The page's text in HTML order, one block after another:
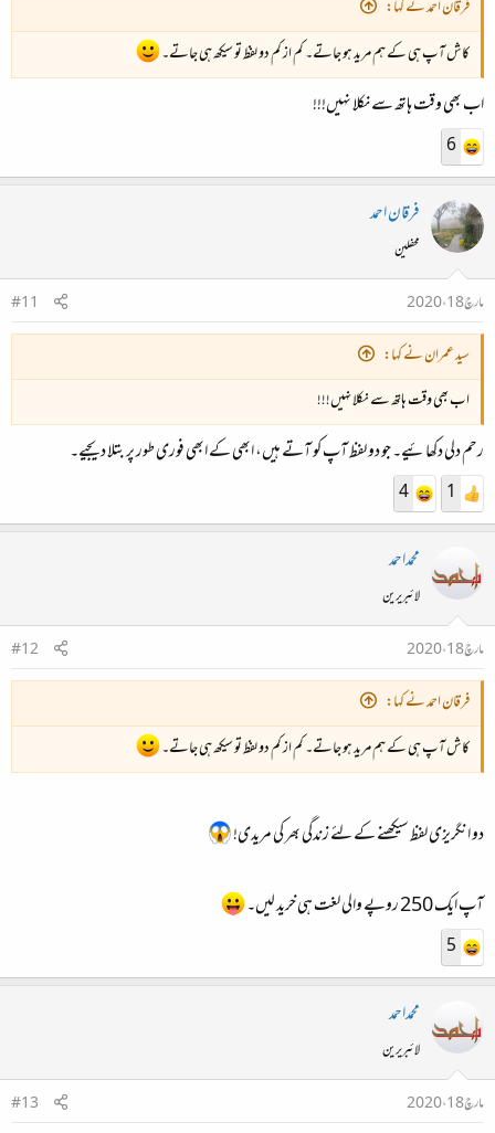
فرقان احمد نے کہا:
کاش آپ ہی کے ہم مرید ہو جاتے۔ کم از کم دو لفظ تو سیکھ ہی جاتے۔
اب بھی وقت ہاتھ سے نکلا نہیں!!!
6
فرقان احمد
محفلین
مارچ 18، 2020
#11
سید عمران نے کہا:
اب بھی وقت ہاتھ سے نکلا نہیں!!!
رحم دلی دکھائیے۔ جو دو لفظ آپ کو آتے ہیں، ابھی کے ابھی فوری طور پر بتلا دیجیے۔
1
4
محمداحمد
لائبریرین
مارچ 18، 2020
#12
فرقان احمد نے کہا:
کاش آپ ہی کے ہم مرید ہو جاتے۔ کم از کم دو لفظ تو سیکھ ہی جاتے۔
دو انگریزی لفظ سیکھنے کے لئے زندگی بھر کی مریدی!
آپ ایک 250 روپے والی لغت ہی خرید لیں۔
5
محمداحمد
لائبریرین
مارچ 18، 2020
#13